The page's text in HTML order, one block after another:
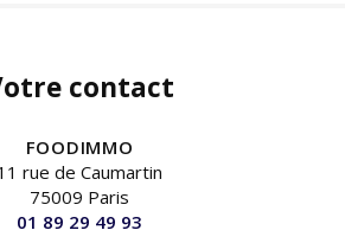
contact
FOODIMMO
rue de Caumartin
75009 Paris
01 89 29 49 93